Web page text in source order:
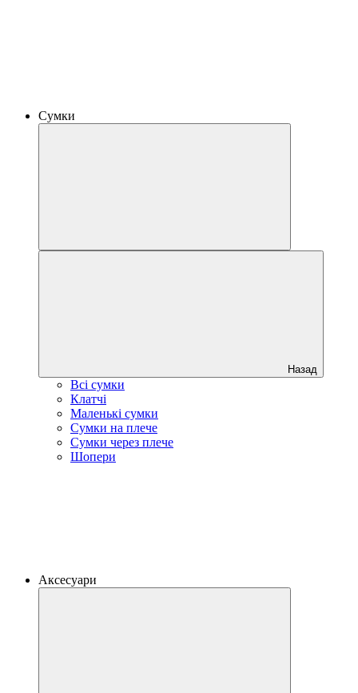
Сумки
Назад
Всі сумки
Клатчі
Маленькі сумки
Сумки на плече
Сумки через плече
Шопери
Аксесуари